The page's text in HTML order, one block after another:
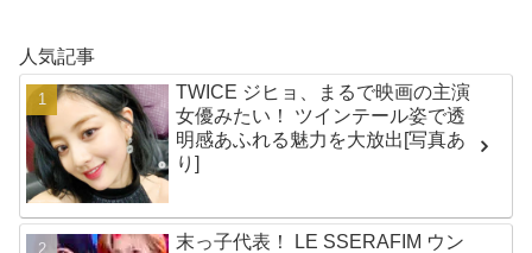
人気記事
TWICE ジヒョ、まるで映画の主演
女優みたい！ ツインテール姿で透
明感あふれる魅力を大放出[写真あ
り]
末っ子代表！ LE SSERAFIM ウン